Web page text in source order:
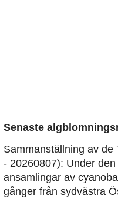
Senaste
Sammanställning av
- 20260807): Under
ansamlingar av
gånger från sydvästra